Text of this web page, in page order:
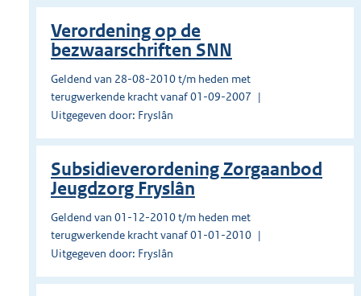
Verordening op de
bezwaarschriften SNN
Geldend van 28-08-2010 t/m heden met
terugwerkende kracht vanaf 01-09-2007
Uitgegeven door: Fryslân
Subsidieverordening Zorgaanbod
Jeugdzorg Fryslân
Geldend van 01-12-2010 t/m heden met
terugwerkende kracht vanaf 01-01-2010
Uitgegeven door: Fryslân